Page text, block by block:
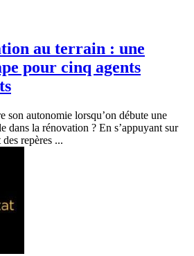
au terrain : une
pour cinq agents
son autonomie lorsqu’on débute une
dans la rénovation ? En s’appuyant sur
des repères ...